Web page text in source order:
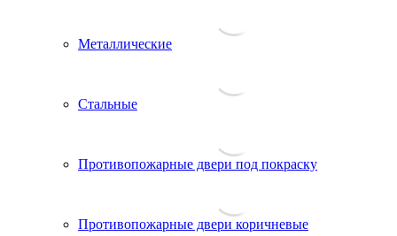
Металлические
Стальные
Противопожарные двери под покраску
Противопожарные двери коричневые